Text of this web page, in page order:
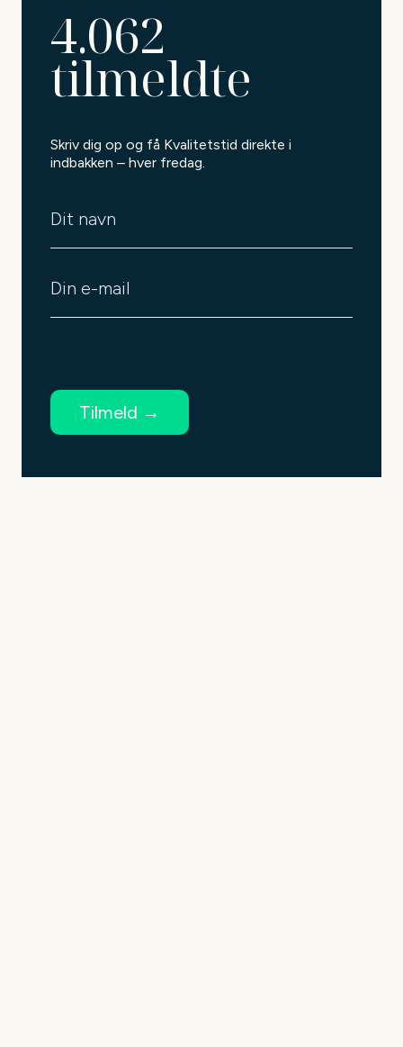
4.062
tilmeldte
Skriv dig op og få Kvalitetstid direkte i
indbakken – hver fredag.